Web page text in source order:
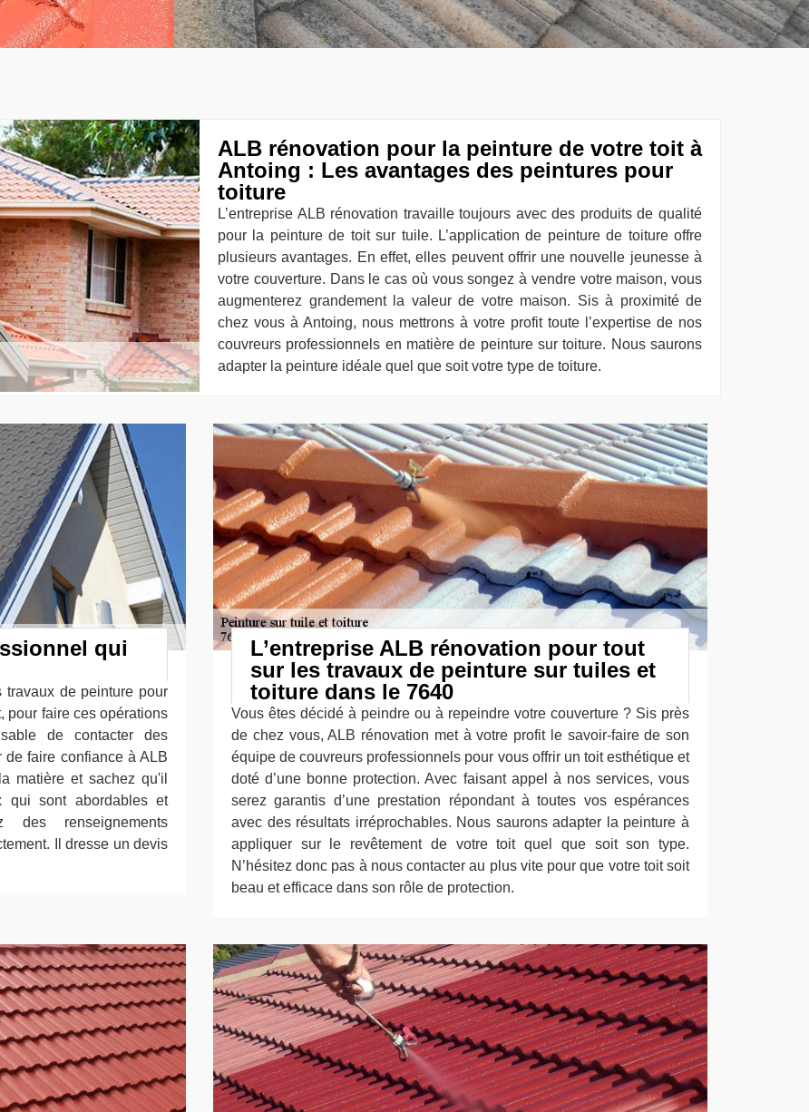
ALB rénovation pour la peinture de votre toit à
Antoing : Les avantages des peintures pour
toiture
L’entreprise ALB rénovation travaille toujours avec des produits de qualité
pour la peinture de toit sur tuile. L’application de peinture de toiture offre
plusieurs avantages. En effet, elles peuvent offrir une nouvelle jeunesse à
votre couverture. Dans le cas où vous songez à vendre votre maison, vous
augmenterez grandement la valeur de votre maison. Sis à proximité de
chez vous à Antoing, nous mettrons à votre profit toute l’expertise de nos
couvreurs professionnels en matière de peinture sur toiture. Nous saurons
adapter la peinture idéale quel que soit votre type de toiture.
qui
de peinture pour
pour faire ces opérations
de contacter des
de faire confiance à ALB
matière et sachez qu'il
qui sont abordables et
renseignements
Il dresse un devis
L’entreprise ALB rénovation pour tout
sur les travaux de peinture sur tuiles et
toiture dans le 7640
Vous êtes décidé à peindre ou à repeindre votre couverture ? Sis près
de chez vous, ALB rénovation met à votre profit le savoir-faire de son
équipe de couvreurs professionnels pour vous offrir un toit esthétique et
doté d’une bonne protection. Avec faisant appel à nos services, vous
serez garantis d’une prestation répondant à toutes vos espérances
avec des résultats irréprochables. Nous saurons adapter la peinture à
appliquer sur le revêtement de votre toit quel que soit son type.
N’hésitez donc pas à nous contacter au plus vite pour que votre toit soit
beau et efficace dans son rôle de protection.